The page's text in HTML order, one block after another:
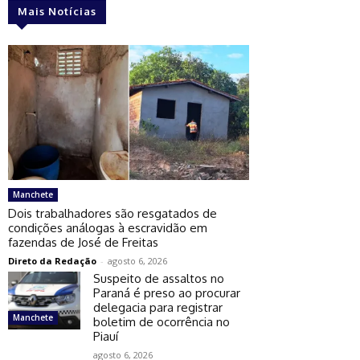
Mais Notícias
Manchete
Dois trabalhadores são resgatados de
condições análogas à escravidão em
fazendas de José de Freitas
Direto da Redação - agosto 6, 2026
Manchete
Suspeito de assaltos no
Paraná é preso ao procurar
delegacia para registrar
boletim de ocorrência no
Piauí
agosto 6, 2026